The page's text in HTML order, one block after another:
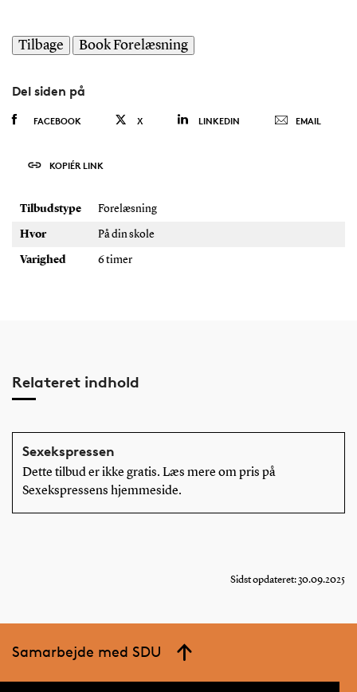
Del siden på
FACEBOOK X LINKEDIN EMAIL
KOPIÉR LINK
Tilbudstype Forelæsning
Hvor På din skole
Varighed 6 timer
Relateret indhold
Sexekspressen
Dette tilbud er ikke gratis. Læs mere om pris på
Sexekspressens hjemmeside.
Sidst opdateret: 30.09.2025
Samarbejde med SDU